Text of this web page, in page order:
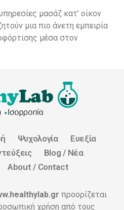
μασάζ κατ’ οίκον
μια πιο άνετη εμπειρία
μέσα στον
Ψυχολογία
Ευεξία
Blog / Νέα
About / Contact
προορίζεται
χρήση από τους